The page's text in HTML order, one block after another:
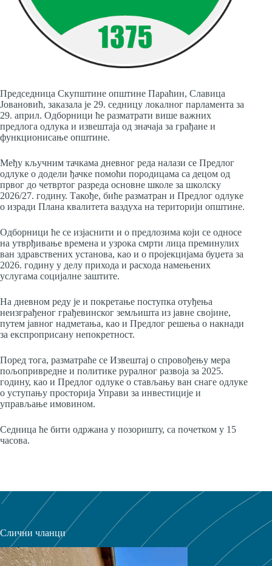
Председница Скупштине општине Параћин, Славица
Јовановић, заказала је 29. седницу локалног парламента за
29. април. Одборници ће разматрати више важних
предлога одлука и извештаја од значаја за грађане и
функционисање општине.
Међу кључним тачкама дневног реда налази се Предлог
одлуке о додели ђачке помоћи породицама са децом од
првог до четвртог разреда основне школе за школску
2026/27. годину. Такође, биће разматран и Предлог одлуке
о изради Плана квалитета ваздуха на територији општине.
Одборници ће се изјаснити и о предлозима који се односе
на утврђивање времена и узрока смрти лица преминулих
ван здравствених установа, као и о пројекцијама буџета за
2026. годину у делу прихода и расхода намењених
услугама социјалне заштите.
На дневном реду је и покретање поступка отуђења
неизграђеног грађевинског земљишта из јавне својине,
путем јавног надметања, као и Предлог решења о накнади
за експроприсану непокретност.
Поред тога, разматраће се Извештај о спровођењу мера
пољопривредне и политике руралног развоја за 2025.
годину, као и Предлог одлуке о стављању ван снаге одлуке
о уступању просторија Управи за инвестиције и
управљање имовином.
Седница ће бити одржана у позоришту, са почетком у 15
часова.
Слични чланци